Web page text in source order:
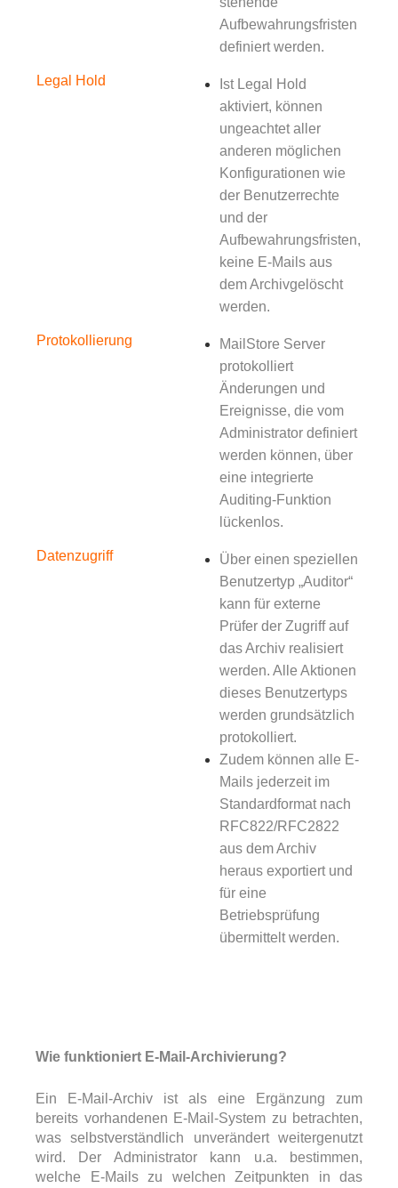
Aufbewahrungsfristen
definiert werden.
Legal Hold
Ist Legal Hold
aktiviert, können
ungeachtet aller
anderen möglichen
Konfigurationen wie
der Benutzerrechte
und der
Aufbewahrungsfristen,
keine E-Mails aus
dem Archivgelöscht
werden.
Protokollierung
MailStore Server
protokolliert
Änderungen und
Ereignisse, die vom
Administrator definiert
werden können, über
eine integrierte
Auditing-Funktion
lückenlos.
Datenzugriff
Über einen speziellen
Benutzertyp „Auditor“
kann für externe
Prüfer der Zugriff auf
das Archiv realisiert
werden. Alle Aktionen
dieses Benutzertyps
werden grundsätzlich
protokolliert.
Zudem können alle E-
Mails jederzeit im
Standardformat nach
RFC822/RFC2822
aus dem Archiv
heraus exportiert und
für eine
Betriebsprüfung
übermittelt werden.
Wie funktioniert E-Mail-Archivierung?
Ein E-Mail-Archiv ist als eine Ergänzung zum
bereits vorhandenen E-Mail-System zu betrachten,
was selbstverständlich unverändert weitergenutzt
wird. Der Administrator kann u.a. bestimmen,
welche E-Mails zu welchen Zeitpunkten in das